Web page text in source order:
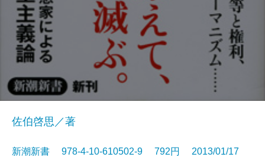
佐伯啓思／著
新潮新書 978-4-10-610502-9 792円 2013/01/17